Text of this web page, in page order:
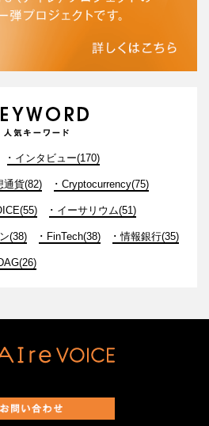
インタビュー(170)
通貨(82) Cryptocurrency(75)
イーサリウム(51)
(38) FinTech(38) 情報銀行(35)